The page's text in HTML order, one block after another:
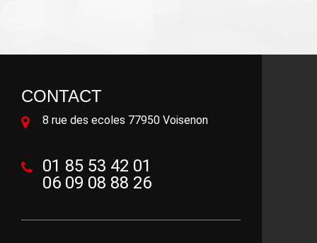
CONTACT
8 rue des ecoles 77950 Voisenon
01 85 53 42 01
06 09 08 88 26